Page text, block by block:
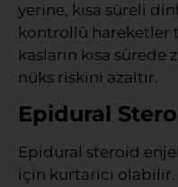
yerine, kısa süreli
kontrollü hareketler
kasların kısa sürede
nüks riskini azaltır.
Epidural
Epidural steroid
için kurtarıcı